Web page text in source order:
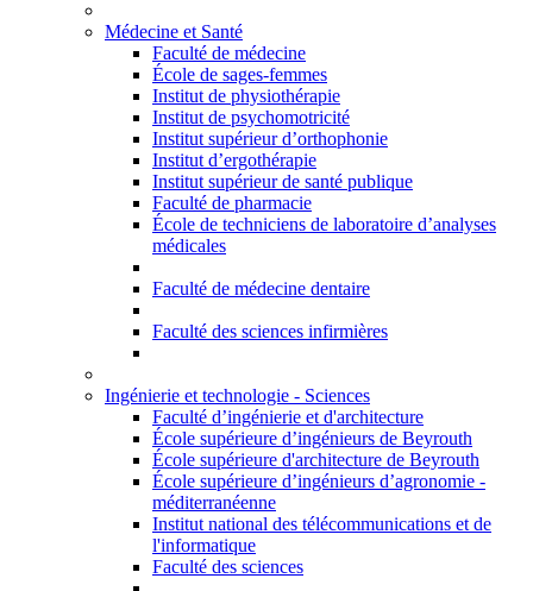
Médecine et Santé
Faculté de médecine
École de sages-femmes
Institut de physiothérapie
Institut de psychomotricité
Institut supérieur d’orthophonie
Institut d’ergothérapie
Institut supérieur de santé publique
Faculté de pharmacie
École de techniciens de laboratoire d’analyses
médicales
Faculté de médecine dentaire
Faculté des sciences infirmières
Ingénierie et technologie - Sciences
Faculté d’ingénierie et d'architecture
École supérieure d’ingénieurs de Beyrouth
École supérieure d'architecture de Beyrouth
École supérieure d’ingénieurs d’agronomie -
méditerranéenne
Institut national des télécommunications et de
l'informatique
Faculté des sciences